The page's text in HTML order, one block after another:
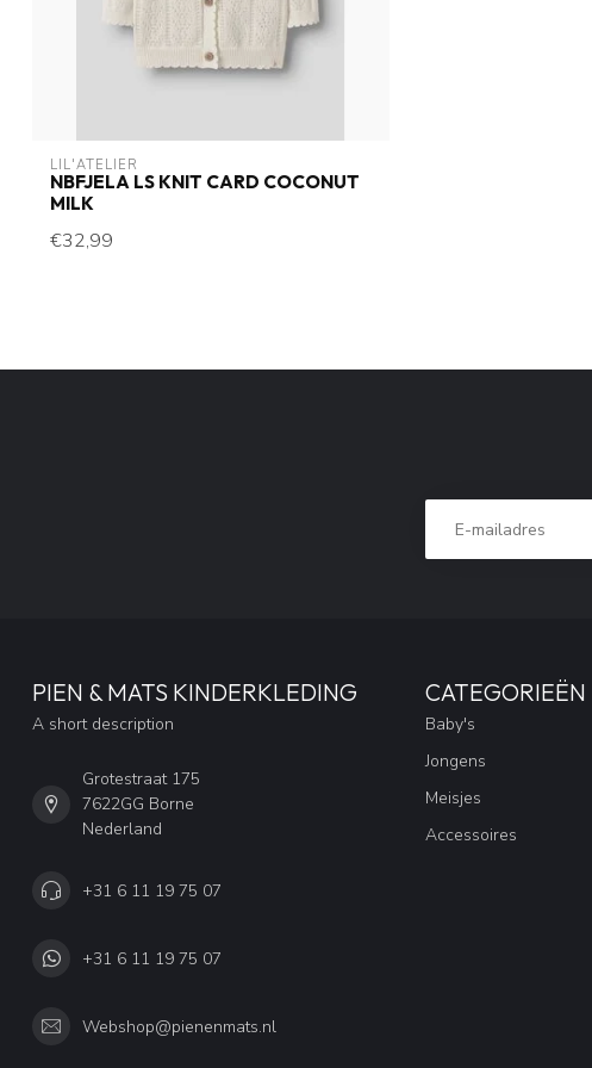
LIL'ATELIER
NBFJELA LS KNIT CARD COCONUT
MILK
€32,99
PIEN & MATS KINDERKLEDING
A short description
Grotestraat 175
7622GG Borne
Nederland
+31 6 11 19 75 07
+31 6 11 19 75 07
Webshop@pienenmats.nl
CATEGORIEËN
Baby's
Jongens
Meisjes
Accessoires